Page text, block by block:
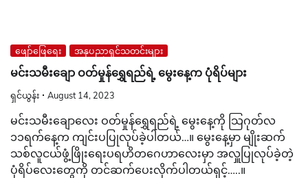
ဖျော်ဖြေရေး အနုပညာရှင်သတင်းများ
မင်းသမီးချော ဝတ်မှုန်ရွှေရည်ရဲ့ မွေးနေ့က ပုံရိပ်များ
ရှင်ယွန်း August 14, 2023
မင်းသမီးချောလေး ဝတ်မှုန်ရွှေရည်ရဲ့ မွေးနေ့ကို သြဂုတ်လ
၁၁ရက်နေ့က ကျင်းပပြုလုပ်ခဲ့ပါတယ်…။ မွေးနေ့မှာ မျိုးဆက်
သစ်လူငယ်ဖွံ့ဖြိုးရေးပရဟိတဂေဟာလေးမှာ အလှူပြုလုပ်ခဲ့တဲ့
ပုံရိပ်လေးတွေကို တင်ဆက်ပေးလိုက်ပါတယ်ရှင့်…..။